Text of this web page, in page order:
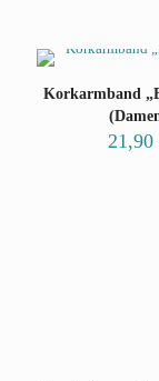
Korkarmband
21,90